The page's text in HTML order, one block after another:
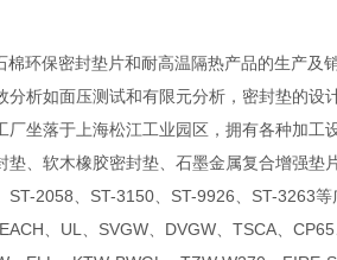
环保密封垫片和耐高温隔热产品的生产及
析如面压测试和有限元分析，密封垫的
坐落于上海松江工业园区，拥有各种加工
、软木橡胶密封垫、石墨金属复合增强垫
ST-2058、ST-3150、ST-9926、ST-3263等
、UL、 SVGW、 DVGW、TSCA、CP65